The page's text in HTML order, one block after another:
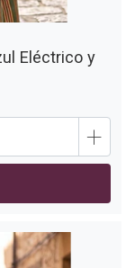
Eléctrico y
+